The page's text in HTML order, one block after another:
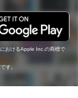
おけるApple Inc.の商標で
す。